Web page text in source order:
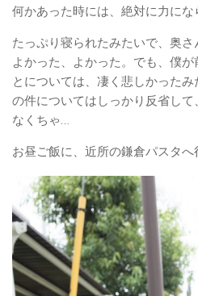
何かあった時には、絶対に力にな
たっぷり寝られたみたいで、奥さ
よかった、よかった。でも、僕
とについては、凄く悲しかった
の件についてはしっかり反省して
なくちゃ…
お昼ご飯に、近所の鎌倉パスタへ